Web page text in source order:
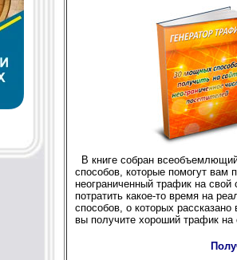
В книге собран
способов, которые помогут вам
неограниченный трафик на свой
потратить какое-то время на
способов, о которых рассказано
вы получите хороший трафик на